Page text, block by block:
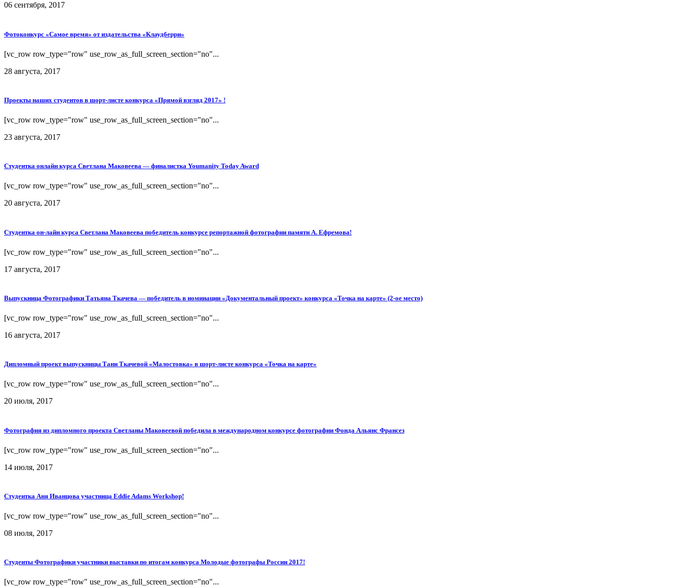
06 сентября, 2017
Фотоконкурс «Самое время» от издательства «Клаудберри»
[vc_row row_type="row" use_row_as_full_screen_section="no"...
28 августа, 2017
Проекты наших студентов в шорт-листе конкурса «Прямой взгляд 2017» !
[vc_row row_type="row" use_row_as_full_screen_section="no"...
23 августа, 2017
Студентка онлайн курса Светлана Маковеева — финалистка Youmanity Today Award
[vc_row row_type="row" use_row_as_full_screen_section="no"...
20 августа, 2017
Студентка он-лайн курса Светлана Маковеева победитель конкурсе репортажной фотографии памяти А. Ефремова!
[vc_row row_type="row" use_row_as_full_screen_section="no"...
17 августа, 2017
Выпускница Фотографики Татьяна Ткачева — победитель в номинации «Документальный проект» конкурса «Точка на карте» (2-ое место)
[vc_row row_type="row" use_row_as_full_screen_section="no"...
16 августа, 2017
Дипломный проект выпускницы Тани Ткачевой «Малостовка» в шорт-листе конкурса «Точка на карте»
[vc_row row_type="row" use_row_as_full_screen_section="no"...
20 июля, 2017
Фотография из дипломного проекта Светланы Маковеевой победила в международном конкурсе фотографии Фонда Альянс Франсез
[vc_row row_type="row" use_row_as_full_screen_section="no"...
14 июля, 2017
Студентка Аня Иванцова участница Eddie Adams Workshop!
[vc_row row_type="row" use_row_as_full_screen_section="no"...
08 июля, 2017
Студенты Фотографики участники выставки по итогам конкурса Молодые фотографы России 2017!
[vc_row row_type="row" use_row_as_full_screen_section="no"...